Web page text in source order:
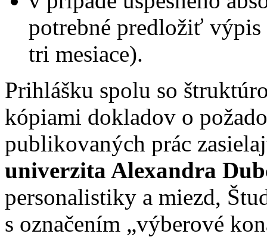
potrebné predložiť výpis
tri mesiace).
Prihlášku spolu so
kópiami dokladov o
publikovaných prác
univerzita Alexandra
personalistiky a miezd,
s označením „výberové